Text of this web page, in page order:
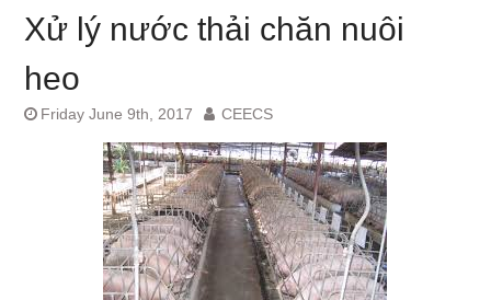
Xử lý nước thải chăn nuôi
heo
Friday June 9th, 2017 CEECS